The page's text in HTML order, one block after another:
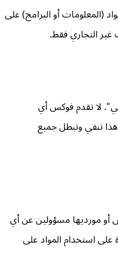
(المعلومات أو البرامج) على
التجاري فقط.
لا تقدم فوكس أي
تنفي وتبطل جميع
أو مورديها مسؤولين عن أي
على استخدام المواد على